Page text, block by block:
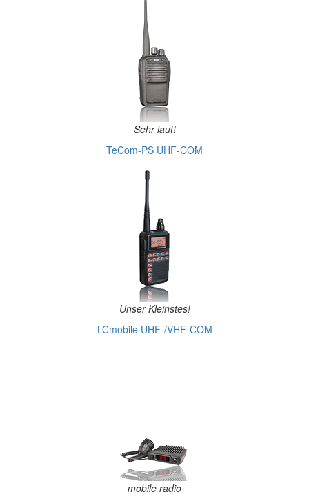
Sehr laut!
TeCom-PS UHF-COM
Unser Kleinstes!
LCmobile UHF-/VHF-COM
mobile radio